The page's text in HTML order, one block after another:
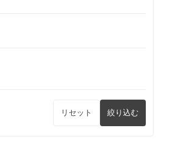
リセット 絞り込む